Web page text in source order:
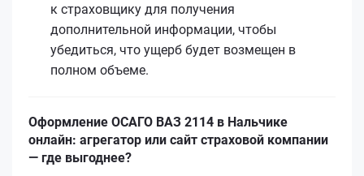
к страховщику для получения
дополнительной информации, чтобы
убедиться, что ущерб будет возмещен в
полном объеме.
Оформление ОСАГО ВАЗ 2114 в Нальчике
онлайн: агрегатор или сайт страховой компании
— где выгоднее?